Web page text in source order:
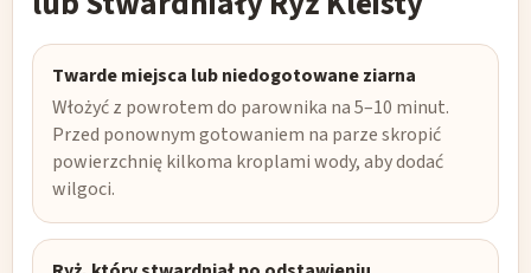
Twarde miejsca lub niedogotowane ziarna
Włożyć z powrotem do parownika na 5–10 minut.
Przed ponownym gotowaniem na parze skropić
powierzchnię kilkoma kroplami wody, aby dodać
wilgoci.